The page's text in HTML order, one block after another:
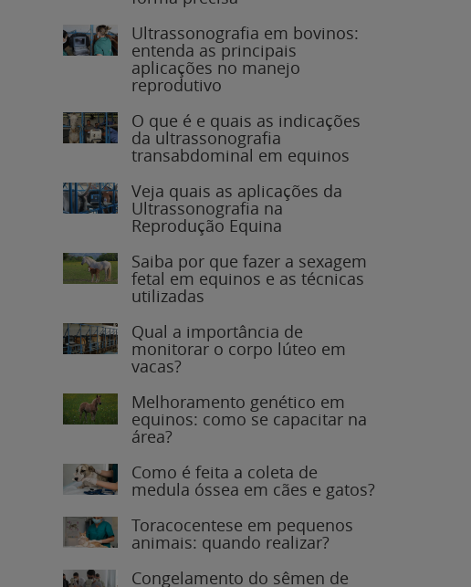
Ultrassonografia em bovinos:
entenda as principais
aplicações no manejo
reprodutivo
O que é e quais as indicações
da ultrassonografia
transabdominal em equinos
Veja quais as aplicações da
Ultrassonografia na
Reprodução Equina
Saiba por que fazer a sexagem
fetal em equinos e as técnicas
utilizadas
Qual a importância de
monitorar o corpo lúteo em
vacas?
Melhoramento genético em
equinos: como se capacitar na
área?
Como é feita a coleta de
medula óssea em cães e gatos?
Toracocentese em pequenos
animais: quando realizar?
Congelamento do sêmen de